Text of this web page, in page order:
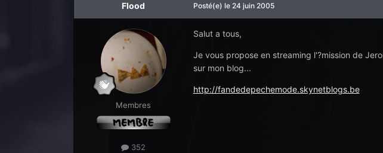
Flood
Membres
352
Posté(e) le 24 juin 2005
Salut a tous,
Je vous propose en streaming l'?mission de
sur mon blog...
http://fandedepechemode.skynetblogs.be